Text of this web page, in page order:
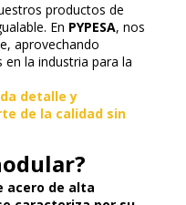
productos de
En PYPESA, nos
aprovechando
la industria para la
detalle y
de la calidad sin
acero de alta